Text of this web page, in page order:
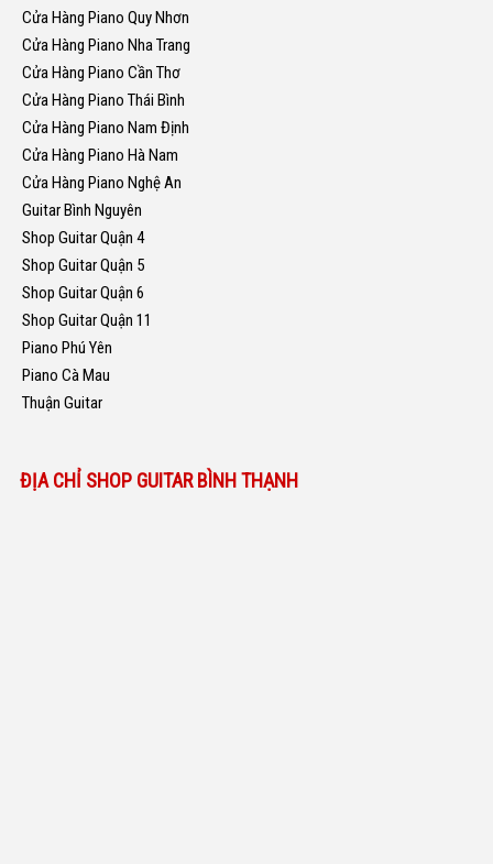
Cửa Hàng Piano Quy Nhơn
Cửa Hàng Piano Nha Trang
Cửa Hàng Piano Cần Thơ
Cửa Hàng Piano Thái Bình
Cửa Hàng Piano Nam Định
Cửa Hàng Piano Hà Nam
Cửa Hàng Piano Nghệ An
Guitar Bình Nguyên
Shop Guitar Quận 4
Shop Guitar Quận 5
Shop Guitar Quận 6
Shop Guitar Quận 11
Piano Phú Yên
Piano Cà Mau
Thuận Guitar
ĐỊA CHỈ SHOP GUITAR BÌNH THẠNH